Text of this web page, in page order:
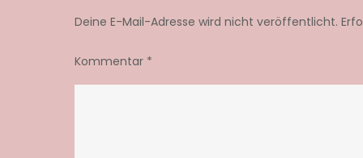
Deine E-Mail-Adresse wird nicht veröffentlicht.
Kommentar *